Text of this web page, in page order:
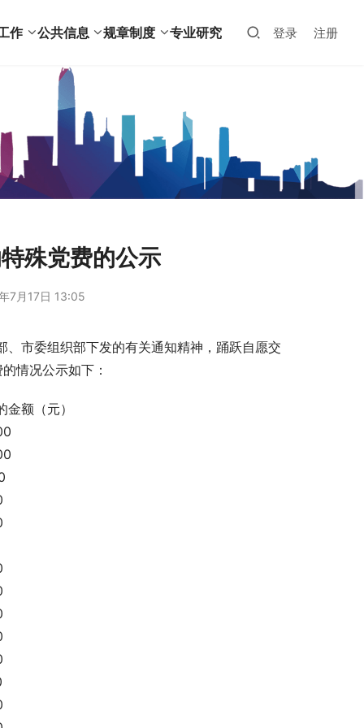
作 公共信息 规章制度 专业研究 登录 注册
殊党费的公示
7月17日 13:05
市委组织部下发的有关通知精神，踊跃自愿交
情况公示如下：
金额（元）